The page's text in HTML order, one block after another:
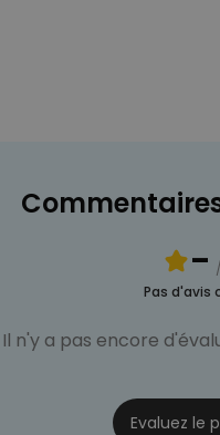
-
Pas d'avis
Il n'y a pas encore
Evaluez le